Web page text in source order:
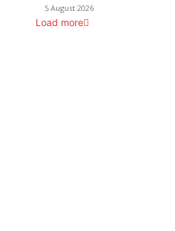
5 August 2026
Load more